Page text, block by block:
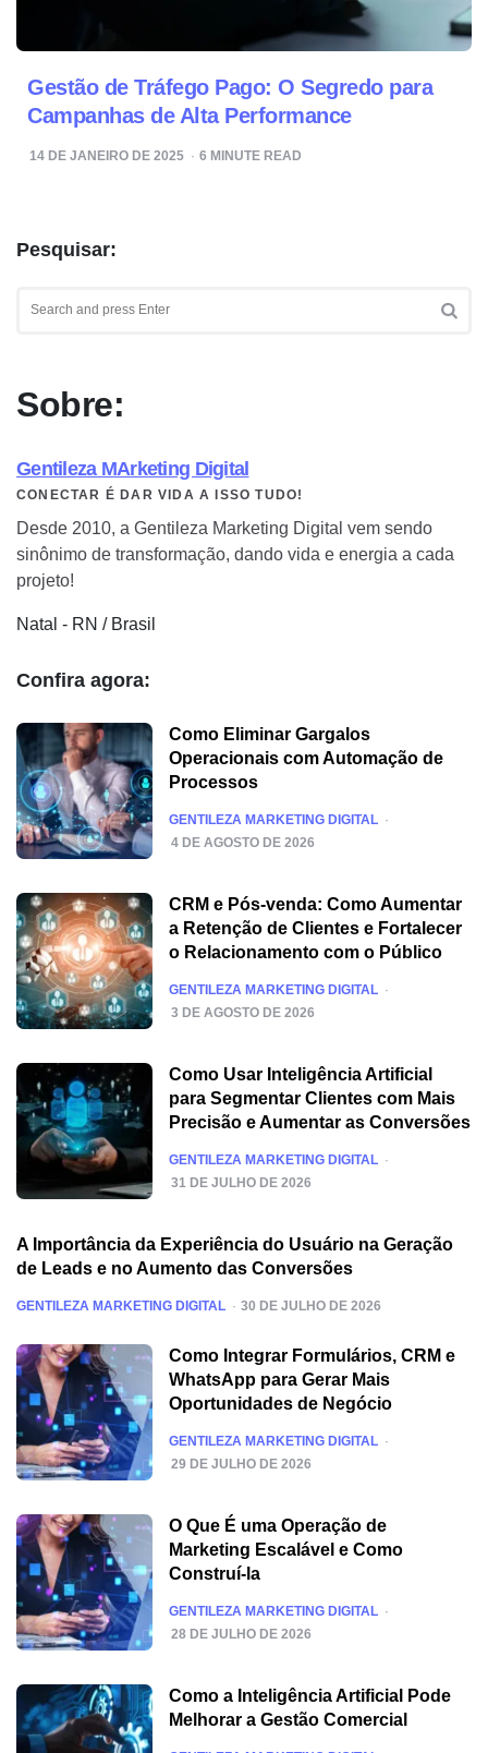
Gestão de Tráfego Pago: O Segredo para
Campanhas de Alta Performance
14 DE JANEIRO DE 2025 6 MINUTE READ
Pesquisar:
Sobre:
Gentileza MArketing Digital
CONECTAR É DAR VIDA A ISSO TUDO!
Desde 2010, a Gentileza Marketing Digital vem sendo
sinônimo de transformação, dando vida e energia a cada
projeto!
Natal - RN / Brasil
Confira agora:
Como Eliminar Gargalos
Operacionais com Automação de
Processos
POSTED
GENTILEZA MARKETING DIGITAL
4 DE AGOSTO DE 2026
CRM e Pós-venda: Como Aumentar
a Retenção de Clientes e Fortalecer
o Relacionamento com o Público
POSTED
GENTILEZA MARKETING DIGITAL
3 DE AGOSTO DE 2026
Como Usar Inteligência Artificial
para Segmentar Clientes com Mais
Precisão e Aumentar as Conversões
POSTED
GENTILEZA MARKETING DIGITAL
31 DE JULHO DE 2026
A Importância da Experiência do Usuário na Geração
de Leads e no Aumento das Conversões
POSTED
GENTILEZA MARKETING DIGITAL 30 DE JULHO DE 2026
Como Integrar Formulários, CRM e
WhatsApp para Gerar Mais
Oportunidades de Negócio
POSTED
GENTILEZA MARKETING DIGITAL
29 DE JULHO DE 2026
O Que É uma Operação de
Marketing Escalável e Como
Construí-la
POSTED
GENTILEZA MARKETING DIGITAL
28 DE JULHO DE 2026
Como a Inteligência Artificial Pode
Melhorar a Gestão Comercial